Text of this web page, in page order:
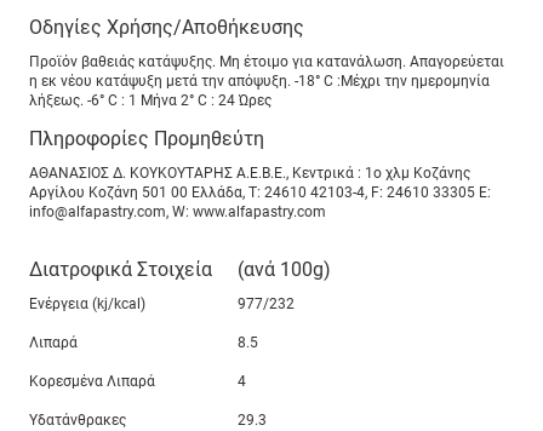
Οδηγίες Χρήσης/Αποθήκευσης
Προϊόν βαθειάς κατάψυξης. Μη έτοιμο για κατανάλωση. Απαγορεύεται
η εκ νέου κατάψυξη μετά την απόψυξη. -18° C :Μέχρι την ημερομηνία
λήξεως. -6° C : 1 Μήνα 2° C : 24 Ώρες
Πληροφορίες Προμηθεύτη
ΑΘΑΝΑΣΙΟΣ Δ. ΚΟΥΚΟΥΤΑΡΗΣ Α.Ε.Β.Ε., Κεντρικά : 1ο χλμ Κοζάνης
Αργίλου Kοζάνη 501 00 Ελλάδα, T: 24610 42103-4, F: 24610 33305 E:
info@alfapastry.com, W: www.alfapastry.com
Διατροφικά Στοιχεία (ανά 100g)
Ενέργεια (kj/kcal) 977/232
Λιπαρά 8.5
Κορεσμένα Λιπαρά 4
Υδατάνθρακες 29.3